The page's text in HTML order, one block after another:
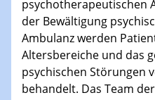
psychotherapeutischen
der Bewältigung
Ambulanz werden
Altersbereiche und das
psychischen Störungen
behandelt. Das Team